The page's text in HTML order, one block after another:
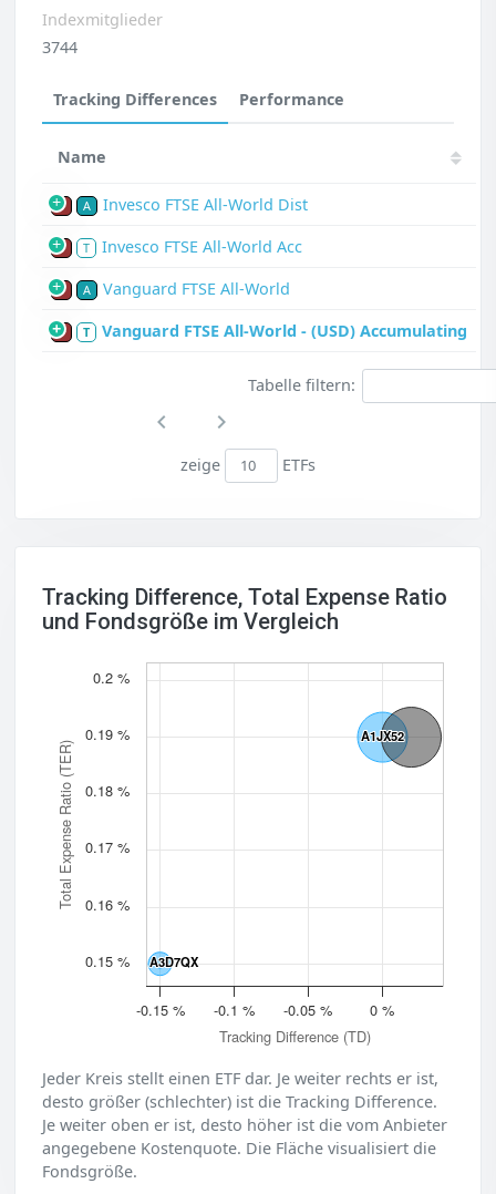
Indexmitglieder
3744
Tracking Differences Performance
Name
P A Invesco FTSE All-World Dist
P T Invesco FTSE All-World Acc
P A Vanguard FTSE All-World
P T Vanguard FTSE All-World - (USD) Accumulating
Tabelle filtern:
zeige ETFs
Tracking Difference, Total Expense Ratio
und Fondsgröße im Vergleich
Tracking Difference (TD)
Total Expense Ratio (TER)
A3D7QX
A3D7QX
A1JX52
A1JX52
-0.15 % -0.1 % -0.05 % 0 %
0.15 %
0.16 %
0.17 %
0.18 %
0.19 %
0.2 %
Jeder Kreis stellt einen ETF dar. Je weiter rechts er ist,
desto größer (schlechter) ist die Tracking Difference.
Je weiter oben er ist, desto höher ist die vom Anbieter
angegebene Kostenquote. Die Fläche visualisiert die
Fondsgröße.